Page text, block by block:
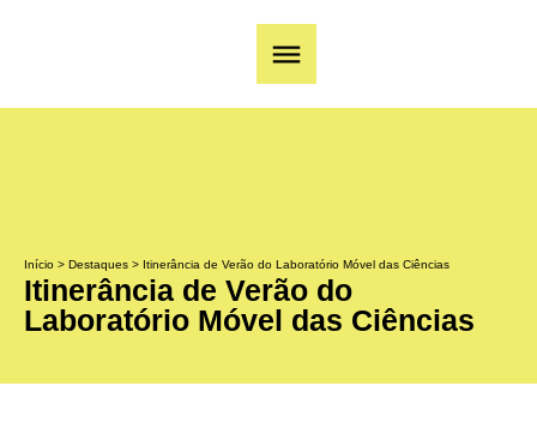
Início > Destaques > Itinerância de Verão do Laboratório Móvel das Ciências
Itinerância de Verão do
Laboratório Móvel das Ciências